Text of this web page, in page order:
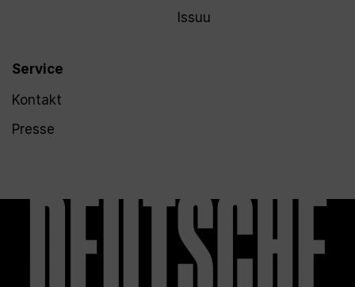
Service
Kontakt
Presse
Issuu